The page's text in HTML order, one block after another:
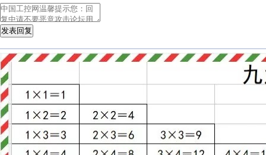
发表回复